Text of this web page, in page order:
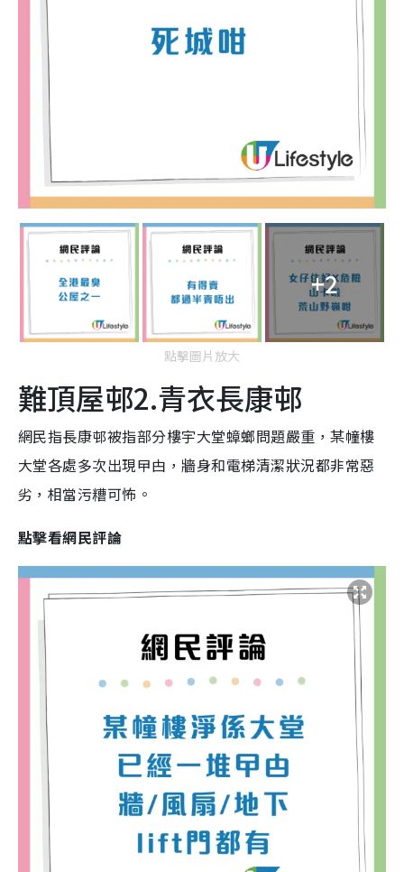
+2
點擊圖片放大
難頂屋邨2.青衣長康邨
網民指長康邨被指部分樓宇大堂蟑螂問題嚴重，某幢樓
大堂各處多次出現曱甴，牆身和電梯清潔狀況都非常惡
劣，相當污糟可怖。
點擊看網民評論